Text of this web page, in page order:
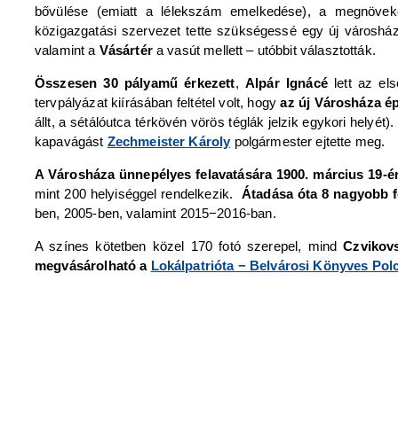
bővülése (emiatt a lélekszám emelkedése), a
közigazgatási szervezet tette szükségessé egy új
valamint a Vásártéra vasút mellett – utóbbit választották.
Összesen 30 pályamű érkezett, Alpár Ignácélett az
tervpályázat kiírásában feltétel volt, hogy az új Városháza
állt, a sétálóutca térkövén vörös téglák jelzik egykori helyét).
kapavágást Zechmeister Károlypolgármester ejtette meg.
A Városháza ünnepélyes felavatására 1900. március 19-
mint 200 helyiséggel rendelkezik. Átadása óta 8
ben, 2005-ben, valamint 2015−2016-ban.
A színes kötetben közel 170 fotó szerepel, mind
megvásárolható a Lokálpatrióta − Belvárosi Könyves